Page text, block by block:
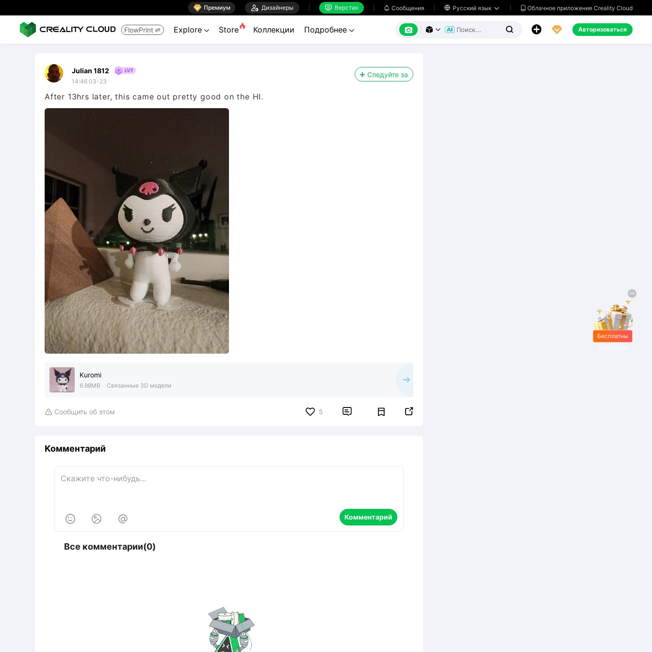
 Премиум  Дизайнеры  Верстак  Сообщения  Русский язык   Облачное приложение Creality Cloud
FlowPrint  Explore  Store Коллекции Подробнее        Авторизоваться
Julian 1812
14:46 03-23
Следуйте за
After 13hrs later, this came out pretty good on the HI.
Kuromi
6.98MB Связанные 3D модели
 Сообщить об этом 5  
Комментарий
   Комментарий
Все комментарии(0)
Бесплатны